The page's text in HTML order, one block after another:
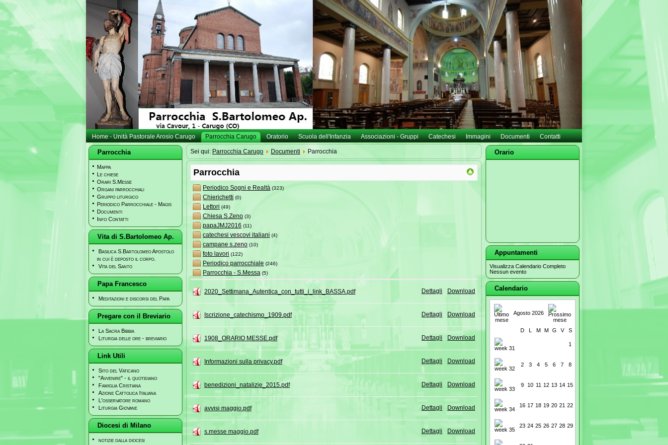
Home - Unità Pastorale Arosio Carugo Parrocchia Carugo Oratorio Scuola dell'Infanzia Associazioni - Gruppi Catechesi Immagini Documenti Contatti
Parrocchia
Mappa
Le chiese
Orari S.Messe
Organi parrocchiali
Gruppo liturgico
Periodico Parrocchiale - Magis
Documenti
Info Contatti
Vita di S.Bartolomeo Ap.
Basilica S.Bartolomeo Apostolo
in cui è deposto il corpo.
Vita del Santo
Papa Francesco
Meditazioni e discorsi del Papa
Pregare con il Breviario
La Sacra Bibbia
Liturgia delle ore - breviario
Link Utili
Sito del Vaticano
"Avvenire" - il quotidiano
Famiglia Cristiana
Azione Cattolica Italiana
L'osservatore romano
Liturgia Giovane
Diocesi di Milano
notizie dalla diocesi
Sei qui: Parrocchia Carugo Documenti Parrocchia
Parrocchia
Periodico Sogni e Realtà (323)
Chierichetti (0)
Lettori (49)
Chiesa S.Zeno (3)
papaJMJ2016 (11)
catechesi vescovi italiani (4)
campane s.zeno (10)
foto lavori (122)
Periodico parrocchiale (246)
Parrocchia - S.Messa (5)
2020_Settimana_Autentica_con_tutti_i_link_BASSA.pdf Download
Dettagli
Iscrizione_catechismo_1909.pdf Download
Dettagli
1908_ORARIO MESSE.pdf Download
Dettagli
Informazioni sulla privacy.pdf Download
Dettagli
benedizioni_natalizie_2015.pdf Download
Dettagli
avvisi maggio.pdf Download
Dettagli
s.messe maggio.pdf Download
Dettagli
Orario
Appuntamenti
Visualizza Calendario Completo
Nessun evento
Calendario
Agosto 2026
D L M M G V S
1
2 3 4 5 6 7 8
9 10 11 12 13 14 15
16 17 18 19 20 21 22
23 24 25 26 27 28 29